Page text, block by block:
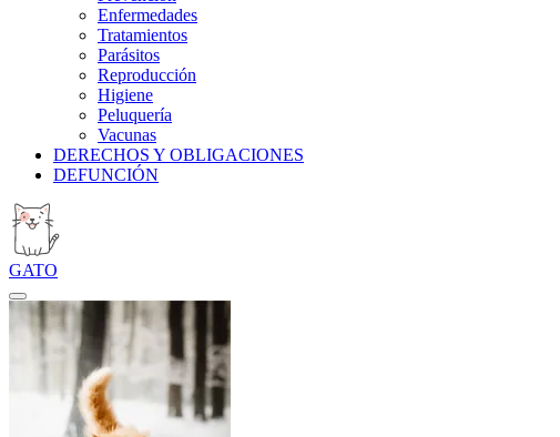
Enfermedades
Tratamientos
Parásitos
Reproducción
Higiene
Peluquería
Vacunas
DERECHOS Y OBLIGACIONES
DEFUNCIÓN
GATO